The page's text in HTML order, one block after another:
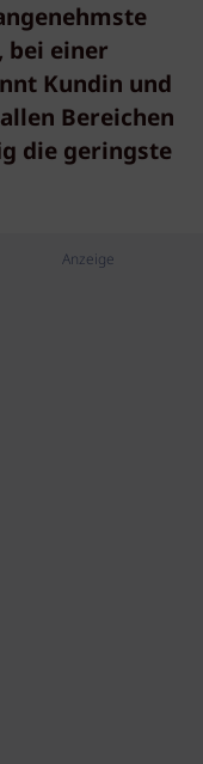
bei einer
Kundin und
Bereichen
die geringste
Anzeige